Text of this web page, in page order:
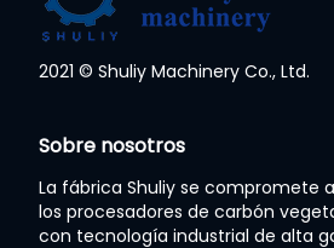
2021 © Shuliy Machinery Co., Ltd.
Sobre nosotros
La fábrica Shuliy se compromete
los procesadores de carbón
con tecnología industrial de alta